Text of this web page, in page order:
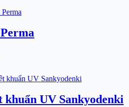
khuẩn UV Sankyodenki